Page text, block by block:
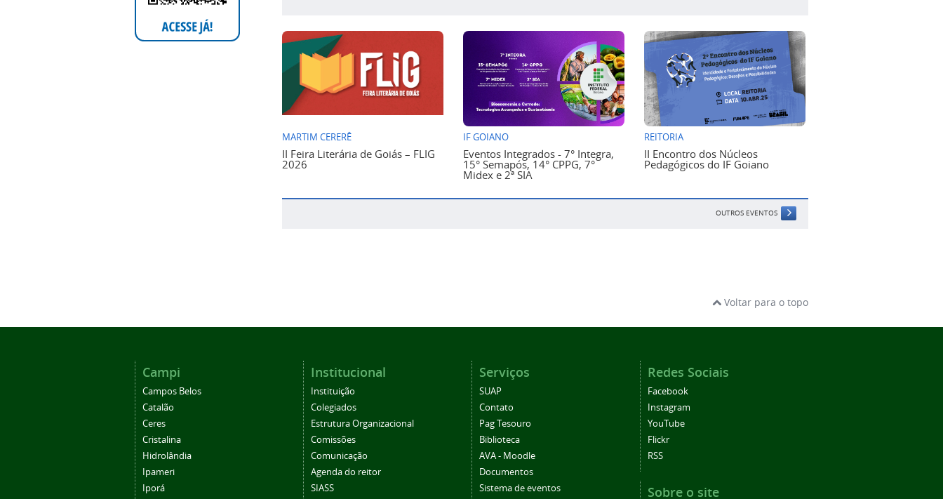
MARTIM CERERÊ
II Feira Literária de Goiás – FLIG
2026
IF GOIANO
Eventos Integrados - 7° Integra,
15° Semapós, 14° CPPG, 7°
Midex e 2ª SIA
REITORIA
II Encontro dos Núcleos
Pedagógicos do IF Goiano
OUTROS EVENTOS
Voltar para o topo
Campi
Campos Belos
Catalão
Ceres
Cristalina
Hidrolândia
Ipameri
Iporá
Institucional
Instituição
Colegiados
Estrutura Organizacional
Comissões
Comunicação
Agenda do reitor
SIASS
Serviços
SUAP
Contato
Pag Tesouro
Biblioteca
AVA - Moodle
Documentos
Sistema de eventos
Redes Sociais
Facebook
Instagram
YouTube
Flickr
RSS
Sobre o site